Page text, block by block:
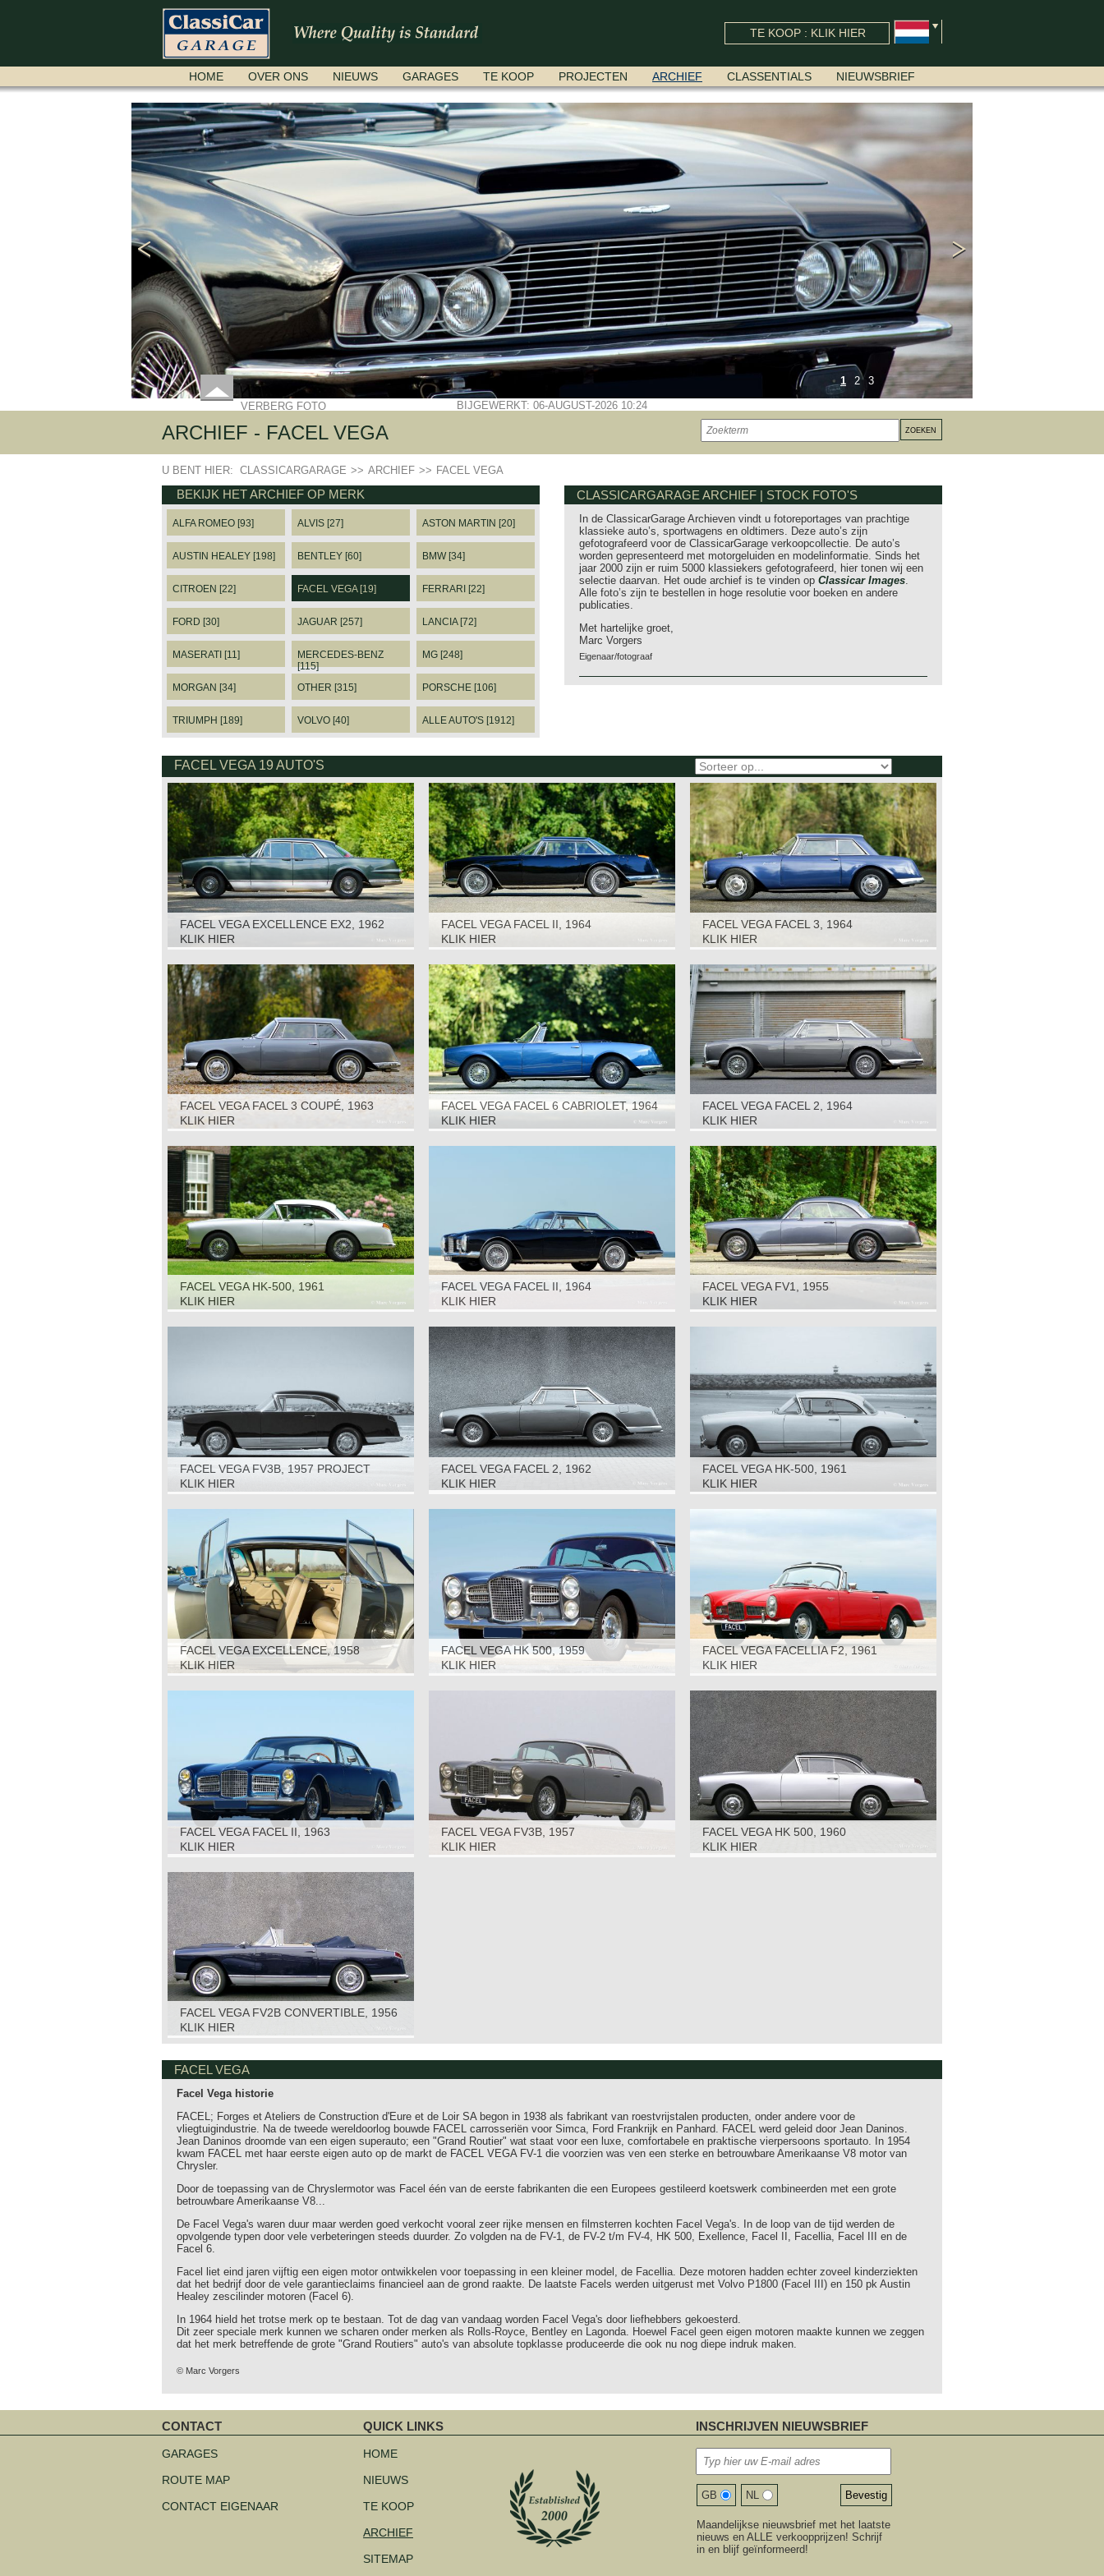
TE KOOP : KLIK HIER
NAVIGATIE
OVERSLAAN
HOME OVER ONS NIEUWS GARAGES TE KOOP PROJECTEN ARCHIEF CLASSENTIALS NIEUWSBRIEF
1 2 3
VERBERG FOTO BIJGEWERKT: 06-AUGUST-2026 10:24
ARCHIEF - FACEL VEGA
U BENT HIER: CLASSICARGARAGE >> ARCHIEF >> FACEL VEGA
BEKIJK HET ARCHIEF OP MERK
ALFA ROMEO [93] ALVIS [27] ASTON MARTIN [20]
AUSTIN HEALEY [198] BENTLEY [60] BMW [34]
CITROEN [22] FACEL VEGA [19] FERRARI [22]
FORD [30] JAGUAR [257] LANCIA [72]
MASERATI [11]
MERCEDES-BENZ
[115]
MG [248]
MORGAN [34] OTHER [315] PORSCHE [106]
TRIUMPH [189] VOLVO [40] ALLE AUTO'S [1912]
CLASSICARGARAGE ARCHIEF | STOCK FOTO'S
In de ClassicarGarage Archieven vindt u fotoreportages van prachtige
klassieke auto’s, sportwagens en oldtimers. Deze auto’s zijn
gefotografeerd voor de ClassicarGarage verkoopcollectie. De auto’s
worden gepresenteerd met motorgeluiden en modelinformatie. Sinds het
jaar 2000 zijn er ruim 5000 klassiekers gefotografeerd, hier tonen wij een
selectie daarvan. Het oude archief is te vinden op Classicar Images.
Alle foto’s zijn te bestellen in hoge resolutie voor boeken en andere
publicaties.
Met hartelijke groet,
Marc Vorgers
Eigenaar/fotograaf
FACEL VEGA 19 AUTO'S
FACEL VEGA EXCELLENCE EX2, 1962
KLIK HIER
FACEL VEGA FACEL II, 1964
KLIK HIER
FACEL VEGA FACEL 3, 1964
KLIK HIER
FACEL VEGA FACEL 3 COUPÉ, 1963
KLIK HIER
FACEL VEGA FACEL 6 CABRIOLET, 1964
KLIK HIER
FACEL VEGA FACEL 2, 1964
KLIK HIER
FACEL VEGA HK-500, 1961
KLIK HIER
FACEL VEGA FACEL II, 1964
KLIK HIER
FACEL VEGA FV1, 1955
KLIK HIER
FACEL VEGA FV3B, 1957 PROJECT
KLIK HIER
FACEL VEGA FACEL 2, 1962
KLIK HIER
FACEL VEGA HK-500, 1961
KLIK HIER
FACEL VEGA EXCELLENCE, 1958
KLIK HIER
FACEL VEGA HK 500, 1959
KLIK HIER
FACEL VEGA FACELLIA F2, 1961
KLIK HIER
FACEL VEGA FACEL II, 1963
KLIK HIER
FACEL VEGA FV3B, 1957
KLIK HIER
FACEL VEGA HK 500, 1960
KLIK HIER
FACEL VEGA FV2B CONVERTIBLE, 1956
KLIK HIER
FACEL VEGA
Facel Vega historie
FACEL; Forges et Ateliers de Construction d'Eure et de Loir SA begon in 1938 als fabrikant van roestvrijstalen producten, onder andere voor de
vliegtuigindustrie. Na de tweede wereldoorlog bouwde FACEL carrosseriën voor Simca, Ford Frankrijk en Panhard. FACEL werd geleid door Jean Daninos.
Jean Daninos droomde van een eigen superauto; een "Grand Routier" wat staat voor een luxe, comfortabele en praktische vierpersoons sportauto. In 1954
kwam FACEL met haar eerste eigen auto op de markt de FACEL VEGA FV-1 die voorzien was ven een sterke en betrouwbare Amerikaanse V8 motor van
Chrysler.
Door de toepassing van de Chryslermotor was Facel één van de eerste fabrikanten die een Europees gestileerd koetswerk combineerden met een grote
betrouwbare Amerikaanse V8...
De Facel Vega's waren duur maar werden goed verkocht vooral zeer rijke mensen en filmsterren kochten Facel Vega's. In de loop van de tijd werden de
opvolgende typen door vele verbeteringen steeds duurder. Zo volgden na de FV-1, de FV-2 t/m FV-4, HK 500, Exellence, Facel II, Facellia, Facel III en de
Facel 6.
Facel liet eind jaren vijftig een eigen motor ontwikkelen voor toepassing in een kleiner model, de Facellia. Deze motoren hadden echter zoveel kinderziekten
dat het bedrijf door de vele garantieclaims financieel aan de grond raakte. De laatste Facels werden uitgerust met Volvo P1800 (Facel III) en 150 pk Austin
Healey zescilinder motoren (Facel 6).
In 1964 hield het trotse merk op te bestaan. Tot de dag van vandaag worden Facel Vega's door liefhebbers gekoesterd.
Dit zeer speciale merk kunnen we scharen onder merken als Rolls-Royce, Bentley en Lagonda. Hoewel Facel geen eigen motoren maakte kunnen we zeggen
dat het merk betreffende de grote "Grand Routiers" auto's van absolute topklasse produceerde die ook nu nog diepe indruk maken.
© Marc Vorgers
CONTACT
Navigatie
overslaan
GARAGES
ROUTE MAP
CONTACT EIGENAAR
QUICK LINKS
Navigatie
overslaan
HOME
NIEUWS
TE KOOP
ARCHIEF
SITEMAP
INSCHRIJVEN NIEUWSBRIEF
GB NL
Maandelijkse nieuwsbrief met het laatste
nieuws en ALLE verkoopprijzen! Schrijf
in en blijf geïnformeerd!